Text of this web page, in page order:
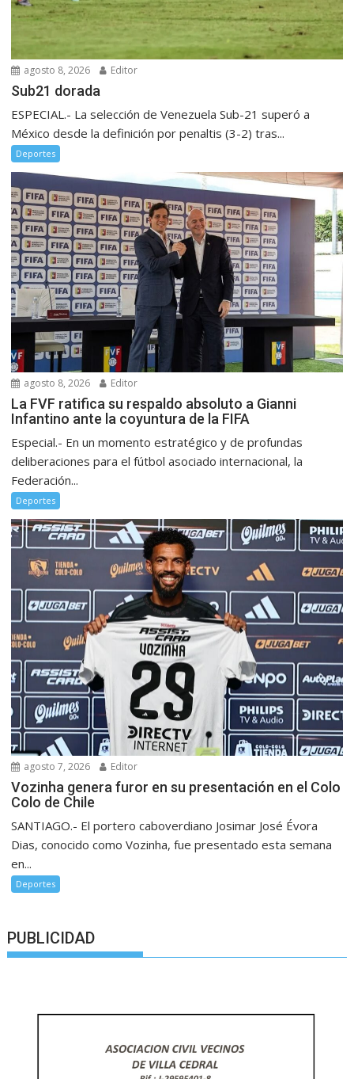
agosto 8, 2026 Editor
Sub21 dorada
ESPECIAL.- La selección de Venezuela Sub-21 superó a
México desde la definición por penaltis (3-2) tras...
Deportes
agosto 8, 2026 Editor
La FVF ratifica su respaldo absoluto a Gianni
Infantino ante la coyuntura de la FIFA
Especial.- En un momento estratégico y de profundas
deliberaciones para el fútbol asociado internacional, la
Federación...
Deportes
agosto 7, 2026 Editor
Vozinha genera furor en su presentación en el Colo
Colo de Chile
SANTIAGO.- El portero caboverdiano Josimar José Évora
Dias, conocido como Vozinha, fue presentado esta semana
en...
Deportes
PUBLICIDAD